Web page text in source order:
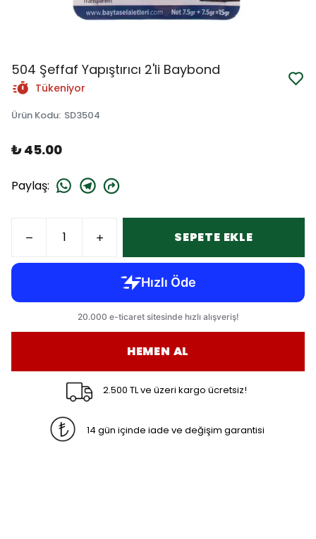
504 Şeffaf Yapıştırıcı 2'li Baybond
Tükeniyor
Ürün Kodu: SD3504
₺ 45.00
Paylaş:
SEPETE EKLE
HEMEN AL
2.500 TL ve üzeri kargo ücretsiz!
14 gün içinde iade ve değişim garantisi